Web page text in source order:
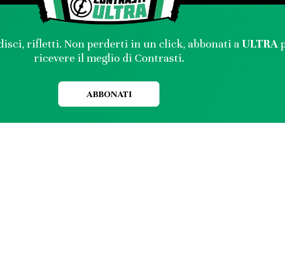
rifletti. Non perderti in un click, abbonati aULTRA
ricevere il meglio di Contrasti.
ABBONATI